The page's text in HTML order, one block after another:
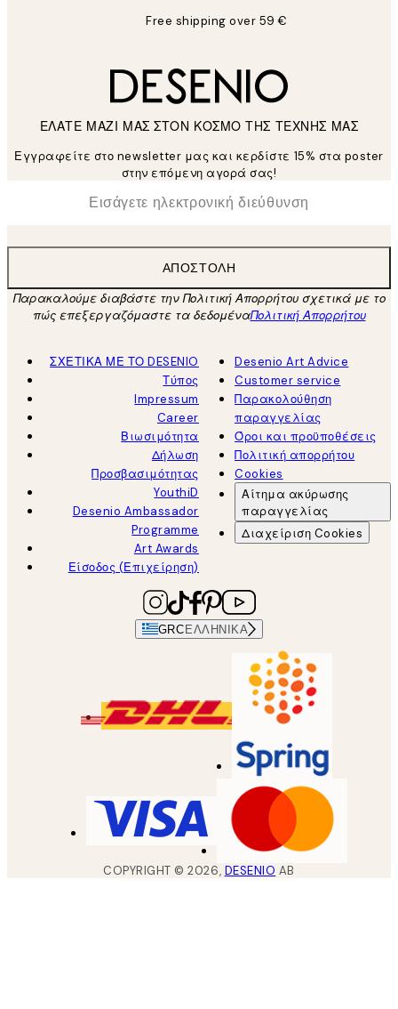
Free shipping over 59 €
ΕΛΑΤΕ ΜΑΖΙ ΜΑΣ ΣΤΟΝ ΚΟΣΜΟ ΤΗΣ ΤΕΧΝΗΣ ΜΑΣ
Εγγραφείτε στο newsletter μας και κερδίστε 15% στα poster
στην επόμενη αγορά σας!
Ηλεκτρονική Διεύθυνση
ΑΠΟΣΤΟΛΉ
Παρακαλούμε διαβάστε την Πολιτική Απορρήτου σχετικά με το
πώς επεξεργαζόμαστε τα δεδομέναΠολιτική Απορρήτου
ΣΧΕΤΙΚΑ ΜΕ ΤΟ DESENIO
Τύπος
Impressum
Career
Βιωσιμότητα
Δήλωση
Προσβασιμότητας
YouthiD
Desenio Ambassador
Programme
Art Awards
Είσοδος (Επιχείρηση)
Desenio Art Advice
Customer service
Παρακολούθηση
παραγγελίας
Όροι και προϋποθέσεις
Πολιτική απορρήτου
Cookies
Αίτημα ακύρωσης
παραγγελίας
Διαχείριση Cookies
GRCΕΛΛΗΝΙΚΆ
COPYRIGHT ©2026, DESENIO AB